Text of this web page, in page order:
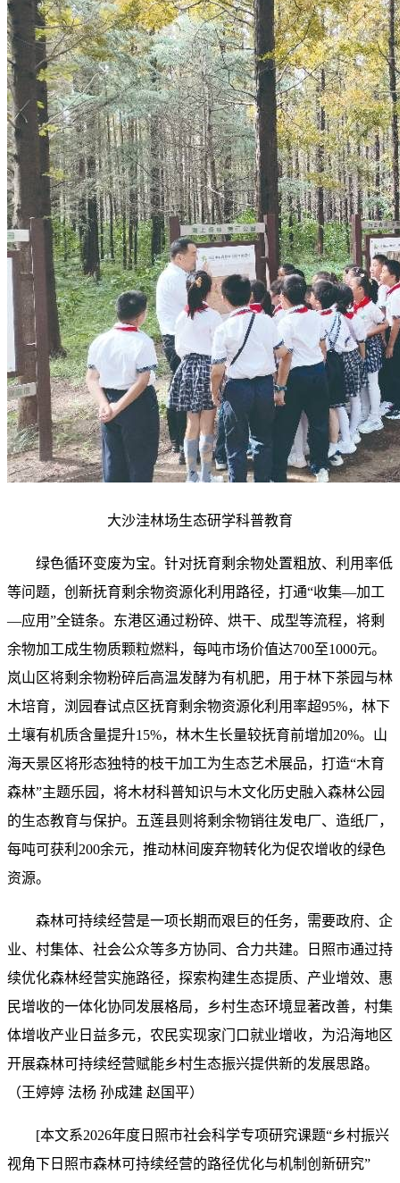
大沙洼林场生态研学科普教育
绿色循环变废为宝。针对抚育剩余物处置粗放、利用率低
等问题，创新抚育剩余物资源化利用路径，打通“收集—加工
—应用”全链条。东港区通过粉碎、烘干、成型等流程，将剩
余物加工成生物质颗粒燃料，每吨市场价值达700至1000元。
岚山区将剩余物粉碎后高温发酵为有机肥，用于林下茶园与林
木培育，浏园春试点区抚育剩余物资源化利用率超95%，林下
土壤有机质含量提升15%，林木生长量较抚育前增加20%。山
海天景区将形态独特的枝干加工为生态艺术展品，打造“木育
森林”主题乐园，将木材科普知识与木文化历史融入森林公园
的生态教育与保护。五莲县则将剩余物销往发电厂、造纸厂，
每吨可获利200余元，推动林间废弃物转化为促农增收的绿色
资源。
森林可持续经营是一项长期而艰巨的任务，需要政府、企
业、村集体、社会公众等多方协同、合力共建。日照市通过持
续优化森林经营实施路径，探索构建生态提质、产业增效、惠
民增收的一体化协同发展格局，乡村生态环境显著改善，村集
体增收产业日益多元，农民实现家门口就业增收，为沿海地区
开展森林可持续经营赋能乡村生态振兴提供新的发展思路。
（王婷婷 法杨 孙成建 赵国平）
[本文系2026年度日照市社会科学专项研究课题“乡村振兴
视角下日照市森林可持续经营的路径优化与机制创新研究”